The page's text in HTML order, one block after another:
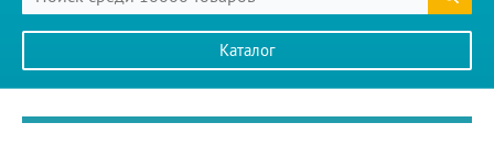
Каталог
Главное меню сайта